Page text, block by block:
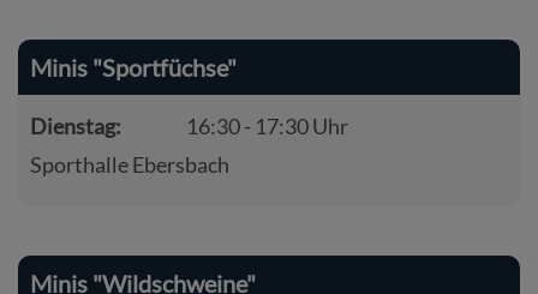
Minis "Sportfüchse"
Dienstag:
16:30 - 17:30 Uhr
Sporthalle Ebersbach
Minis "Wildschweine"